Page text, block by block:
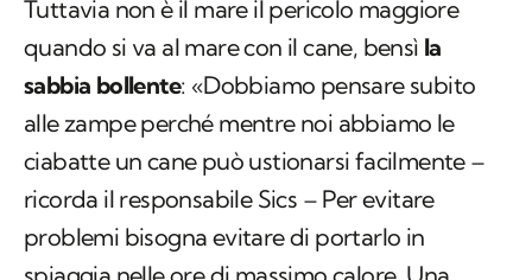
Tuttavia non è il mare il pericolo maggiore
quando si va al mare con il cane, bensì la
sabbia bollente: «Dobbiamo pensare subito
alle zampe perché mentre noi abbiamo le
ciabatte un cane può ustionarsi facilmente –
ricorda il responsabile Sics – Per evitare
problemi bisogna evitare di portarlo in